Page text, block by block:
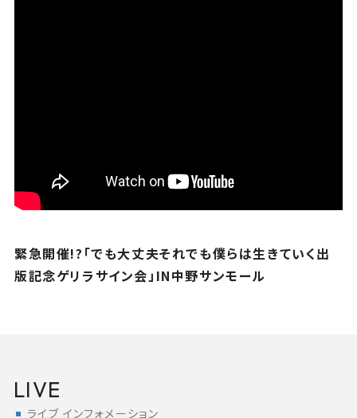
緊急開催!?「でも大丈夫それでも僕らは生きていく出
版記念ゲリラサイン会」IN中野サンモール
LIVE
ライブ インフォメーション